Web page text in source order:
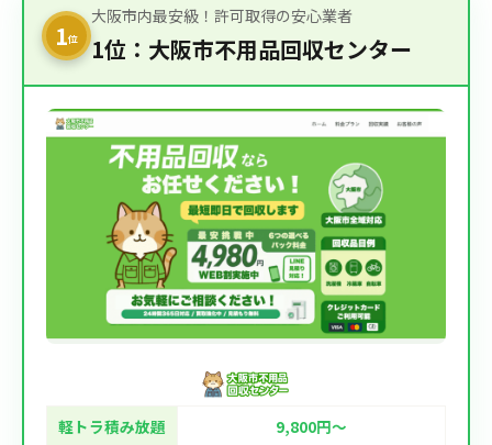
1位
大阪市内最安級！許可取得の安心業者
1位：大阪市不用品回収センター
軽トラ積み放題
9,800円〜